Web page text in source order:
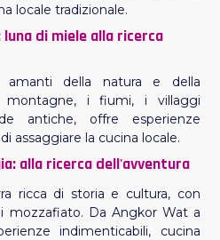
locale tradizionale.
luna di miele alla ricerca
della natura e della
montagne, i fiumi, i villaggi
antiche, offre esperienze
assaggiare la cucina locale.
alla ricerca dell'avventura
ricca di storia e cultura, con
mozzafiato. Da Angkor Wat a
indimenticabili, cucina